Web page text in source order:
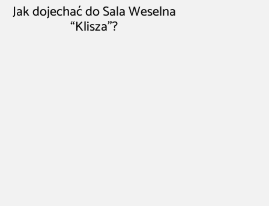
Jak dojechać do Sala Weselna
“Klisza”?